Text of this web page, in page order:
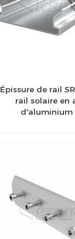
Épissure de rail
rail solaire en
d'aluminium